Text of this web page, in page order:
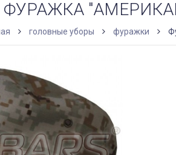
ФУРАЖКА
головные уборы фуражки